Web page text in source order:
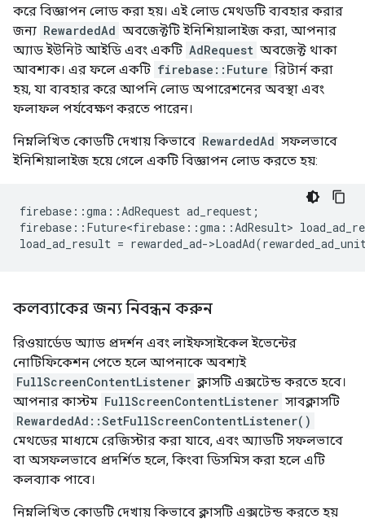
করে বিজ্ঞাপন লোড করা হয়। এই লোড মেথডটি ব্যবহার করার
জন্য RewardedAd অবজেক্টটি ইনিশিয়ালাইজ করা, আপনার
অ্যাড ইউনিট আইডি এবং একটি AdRequest অবজেক্ট থাকা
আবশ্যক। এর ফলে একটি firebase::Future রিটার্ন করা
হয়, যা ব্যবহার করে আপনি লোড অপারেশনের অবস্থা এবং
ফলাফল পর্যবেক্ষণ করতে পারেন।
নিম্নলিখিত কোডটি দেখায় কিভাবে RewardedAd সফলভাবে
ইনিশিয়ালাইজ হয়ে গেলে একটি বিজ্ঞাপন লোড করতে হয়:
firebase ::gma ::AdRequest ad_request ;
firebase :: Future<firebase ::gma ::AdResult>
load_ad_result = rewarded_ad->LoadAd(
কলব্যাকের জন্য নিবন্ধন করুন
রিওয়ার্ডেড অ্যাড প্রদর্শন এবং লাইফসাইকেল ইভেন্টের
নোটিফিকেশন পেতে হলে আপনাকে অবশ্যই
FullScreenContentListener ক্লাসটি এক্সটেন্ড করতে হবে।
আপনার কাস্টম FullScreenContentListener সাবক্লাসটি
RewardedAd::SetFullScreenContentListener()
মেথডের মাধ্যমে রেজিস্টার করা যাবে, এবং অ্যাডটি সফলভাবে
বা অসফলভাবে প্রদর্শিত হলে, কিংবা ডিসমিস করা হলে এটি
কলব্যাক পাবে।
নিম্নলিখিত কোডটি দেখায় কিভাবে ক্লাসটি এক্সটেন্ড করতে হয়